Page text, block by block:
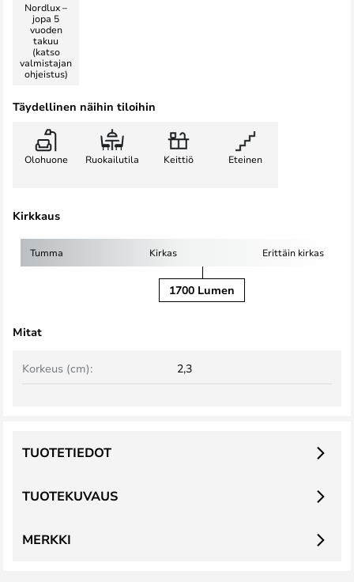
Nordlux –
jopa 5
vuoden
takuu
(katso
valmistajan
ohjeistus)
Täydellinen näihin tiloihin
Olohuone Ruokailutila Keittiö Eteinen
Kirkkaus
Tumma Kirkas Erittäin kirkas
1700 Lumen
Mitat
Korkeus (cm): 2,3
TUOTEKUVAUS
TUOTETIEDOT
MERKKI